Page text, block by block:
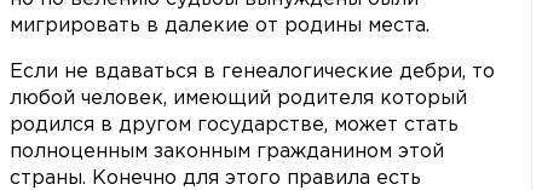
мигрировать в далекие от родины места.
Если не вдаваться в генеалогические дебри, то
любой человек, имеющий родителя который
родился в другом государстве, может стать
полноценным законным гражданином этой
страны. Конечно для этого правила есть